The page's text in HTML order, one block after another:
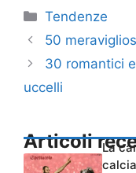
Categorie
Tendenze
50
30 romantici
uccelli
Articoli
La